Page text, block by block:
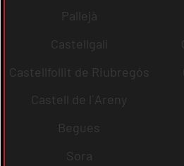
Pallejà
Castellgalí
Castellfollit de Riubregós
Castell de l´Areny
Begues
Sora